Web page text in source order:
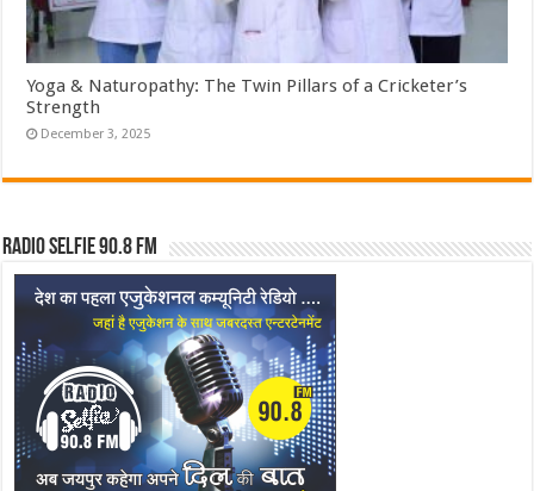
Yoga & Naturopathy: The Twin Pillars of a Cricketer’s
Strength
December 3, 2025
Radio Selfie 90.8 FM